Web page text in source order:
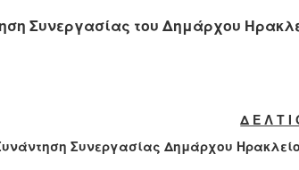
Συνεργασίας του Δημάρχου
Δ Ε Λ Τ
Συνεργασίας Δημάρχου